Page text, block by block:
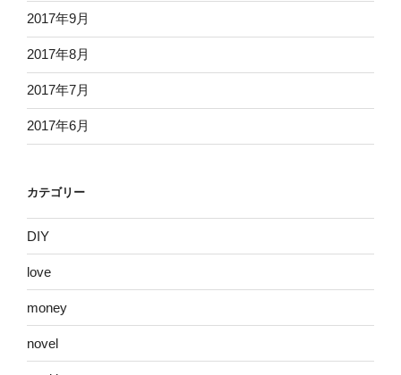
2017年9月
2017年8月
2017年7月
2017年6月
カテゴリー
DIY
love
money
novel